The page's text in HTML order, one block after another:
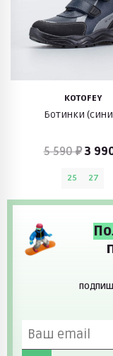
KOTOFEY
Ботинки
5 590 ₽3
25 27